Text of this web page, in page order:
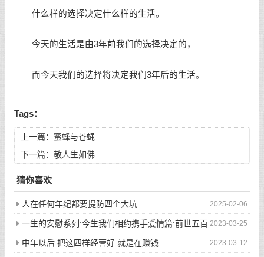
什么样的选择决定什么样的生活。
今天的生活是由3年前我们的选择决定的，
而今天我们的选择将决定我们3年后的生活。
Tags：
上一篇： 蜜蜂与苍蝇
下一篇： 敬人生如佛
猜你喜欢
2025-02-06
人在任何年纪都要提防四个大坑
2023-03-25
一生的安慰系列:今生我们相约携手爱情篇:前世五百
次的回眸才换来今生的相遇
2023-03-12
中年以后 把这四样经营好 就是在赚钱